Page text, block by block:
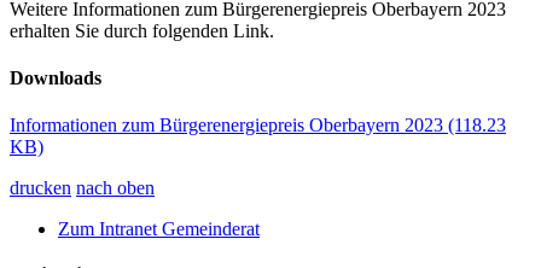
Weitere Informationen zum Bürgerenergiepreis Oberbayern 2023
erhalten Sie durch folgenden Link.
Downloads
Informationen zum Bürgerenergiepreis Oberbayern 2023 (118.23
KB)
drucken nach oben
Zum Intranet Gemeinderat